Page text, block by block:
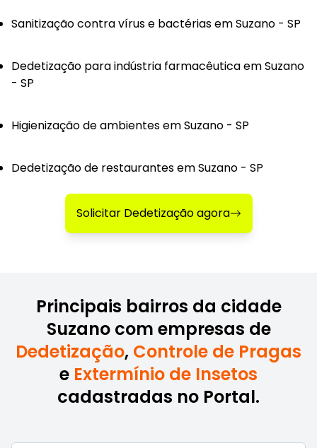
Sanitização contra vírus e bactérias em Suzano - SP
Dedetização para indústria farmacêutica em Suzano
- SP
Higienização de ambientes em Suzano - SP
Dedetização de restaurantes em Suzano - SP
Solicitar Dedetização agora
Principais bairros da cidade
Suzano com empresas de
Dedetização, Controle de Pragas
e Extermínio de Insetos
cadastradas no Portal.